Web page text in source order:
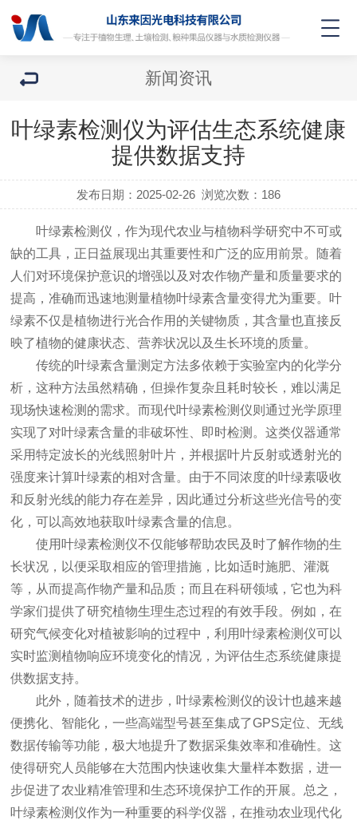
新闻资讯
叶绿素检测仪为评估生态系统健康
提供数据支持
发布日期：2025-02-26 浏览次数： 186
叶绿素检测仪，作为现代农业与植物科学研究中不可或
缺的工具，正日益展现出其重要性和广泛的应用前景。随着
人们对环境保护意识的增强以及对农作物产量和质量要求的
提高，准确而迅速地测量植物叶绿素含量变得尤为重要。叶
绿素不仅是植物进行光合作用的关键物质，其含量也直接反
映了植物的健康状态、营养状况以及生长环境的质量。
传统的叶绿素含量测定方法多依赖于实验室内的化学分
析，这种方法虽然精确，但操作复杂且耗时较长，难以满足
现场快速检测的需求。而现代叶绿素检测仪则通过光学原理
实现了对叶绿素含量的非破坏性、即时检测。这类仪器通常
采用特定波长的光线照射叶片，并根据叶片反射或透射光的
强度来计算叶绿素的相对含量。由于不同浓度的叶绿素吸收
和反射光线的能力存在差异，因此通过分析这些光信号的变
化，可以高效地获取叶绿素含量的信息。
使用叶绿素检测仪不仅能够帮助农民及时了解作物的生
长状况，以便采取相应的管理措施，比如适时施肥、灌溉
等，从而提高作物产量和品质；而且在科研领域，它也为科
学家们提供了研究植物生理生态过程的有效手段。例如，在
研究气候变化对植被影响的过程中，利用叶绿素检测仪可以
实时监测植物响应环境变化的情况，为评估生态系统健康提
供数据支持。
此外，随着技术的进步，叶绿素检测仪的设计也越来越
便携化、智能化，一些高端型号甚至集成了GPS定位、无线
数据传输等功能，极大地提升了数据采集效率和准确性。这
使得研究人员能够在大范围内快速收集大量样本数据，进一
步促进了农业精准管理和生态环境保护工作的开展。总之，
叶绿素检测仪作为一种重要的科学仪器，在推动农业现代化